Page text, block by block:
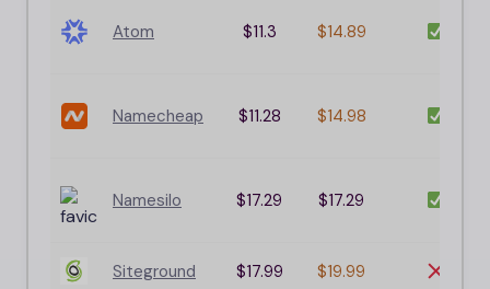
Atom $11.3 $14.89
Namecheap $11.28 $14.98
Namesilo $17.29 $17.29
Siteground $17.99 $19.99